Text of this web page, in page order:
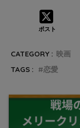
ポスト
CATEGORY : 映画
TAGS :
恋愛